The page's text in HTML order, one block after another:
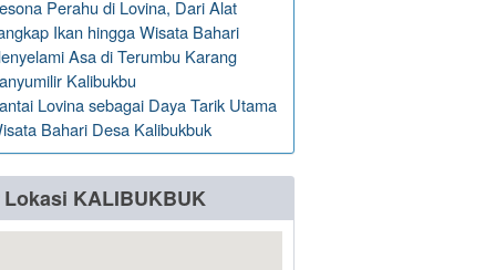
Perahu di Lovina, Dari Alat
Ikan hingga Wisata Bahari
Asa di Terumbu Karang
Kalibukbu
Lovina sebagai Daya Tarik Utama
Bahari Desa Kalibukbuk
Lokasi KALIBUKBUK